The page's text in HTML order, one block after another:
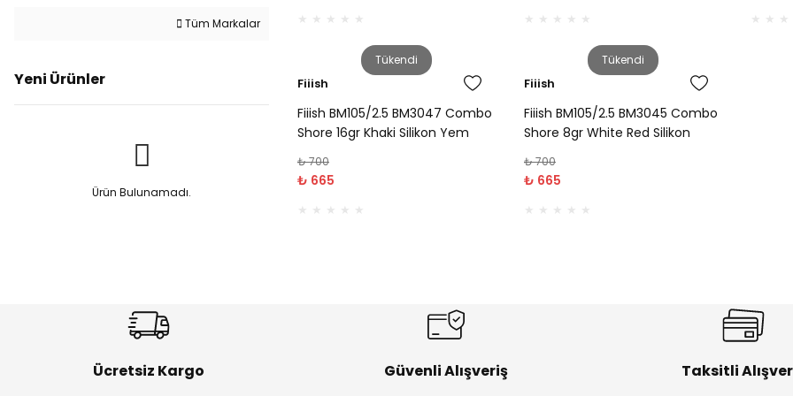
Tüm Markalar
Yeni Ürünler
Ürün Bulunamadı.
Tükendi
Fiiish
Fiiish BM105/2.5 BM3047 Combo
Shore 16gr Khaki Silikon Yem
₺ 700
₺ 665
Tükendi
Fiiish
Fiiish BM105/2.5 BM3045 Combo
Shore 8gr White Red Silikon
₺ 700
₺ 665
Ücretsiz Kargo Güvenli Alışveriş Taksitli